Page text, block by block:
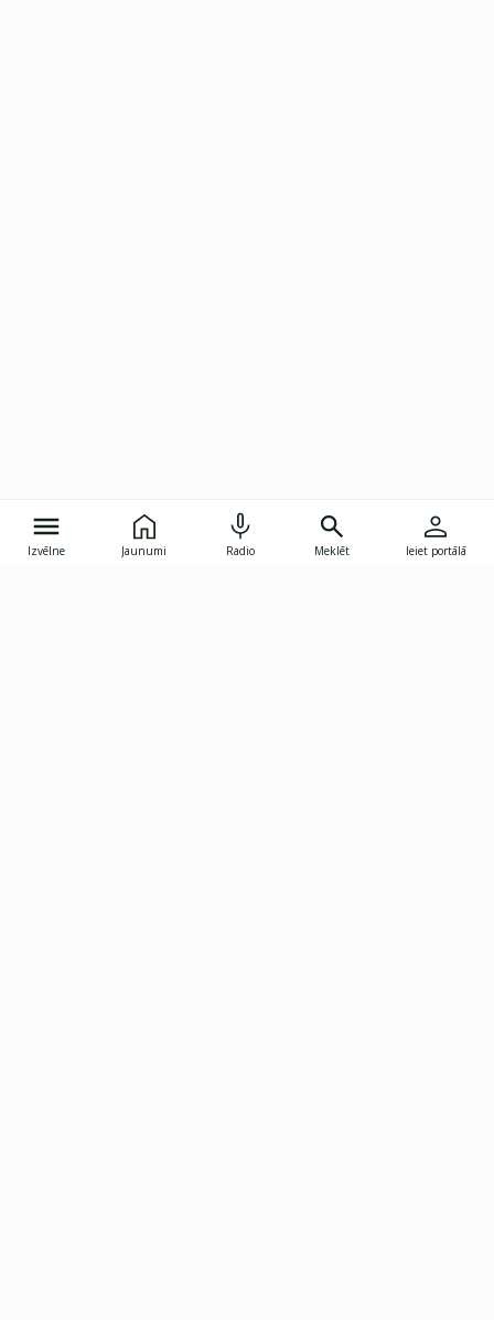
Izvēlne Jaunumi Radio Meklēt Ieiet portālā